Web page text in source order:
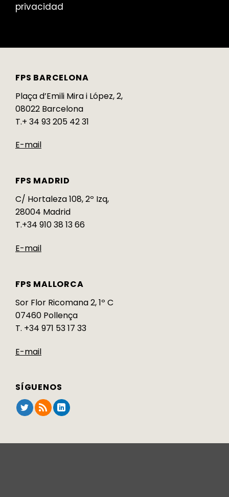
privacidad
FPS BARCELONA
Plaça d’Emili Mira i López, 2,
08022 Barcelona
T.+ 34 93 205 42 31
E-mail
FPS MADRID
C/ Hortaleza 108, 2º Izq,
28004 Madrid
T.+34 910 38 13 66
E-mail
FPS MALLORCA
Sor Flor Ricomana 2, 1º C
07460 Pollença
T. +34 971 53 17 33
E-mail
SÍGUENOS